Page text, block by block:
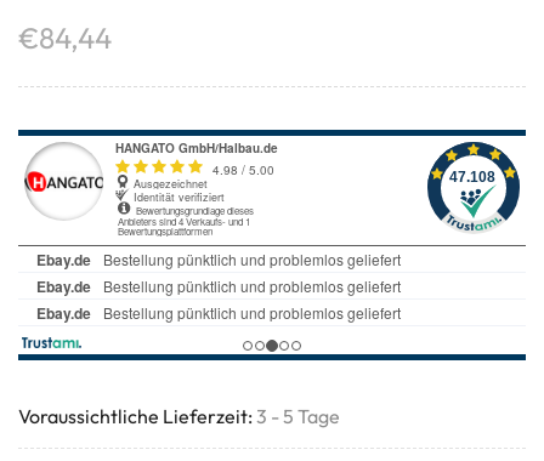
€84,44
Voraussichtliche Lieferzeit: 3 - 5 Tage